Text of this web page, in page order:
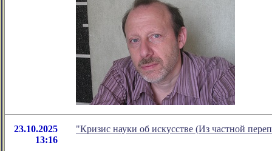
23.10.2025
13:16
"Кризис науки об искусстве (Из частной